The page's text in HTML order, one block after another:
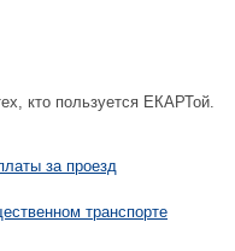
кто пользуется ЕКАРТой.
за проезд
транспорте